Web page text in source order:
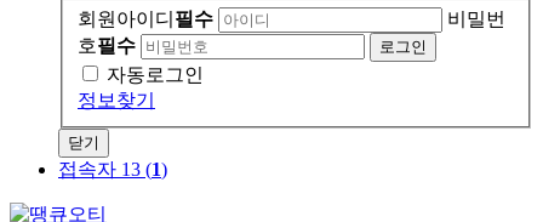
회원아이디 필수
비밀번
호필수
자동로그인
정보찾기
닫기
접속자 13 (1)